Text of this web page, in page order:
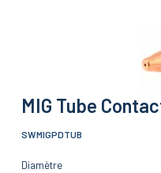
MIG Tube
SWMIGPDTUB
Diamètre